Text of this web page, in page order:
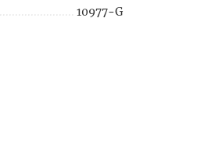
10977-G